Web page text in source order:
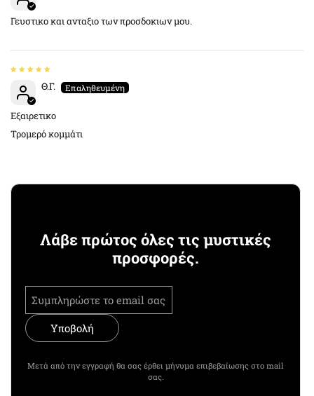
Γευστικο και ανταξιο των προσδοκιων μου.
Θ.Γ.
Εξαιρετικο
Τρομερό κομμάτι
Λάβε πρώτος όλες τις μυστικές
προσφορές.
Υποβολή
Μετά από την εγγραφή θα σας έρθει μήνυμα επιβεβαίωσης στο mail
σας.